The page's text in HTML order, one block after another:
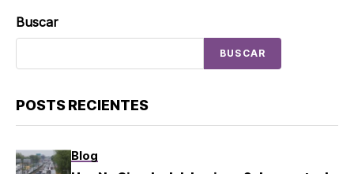
Buscar
BUSCAR
POSTS RECIENTES
Blog